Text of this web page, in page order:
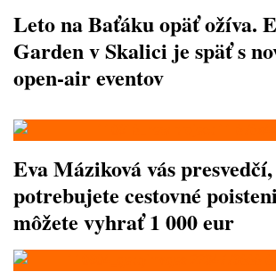
Leto na Baťáku opäť ožíva.
Garden v Skalici je späť s
open-air eventov
Eva Máziková vás presvedčí,
potrebujete cestovné
môžete vyhrať 1 000 eur